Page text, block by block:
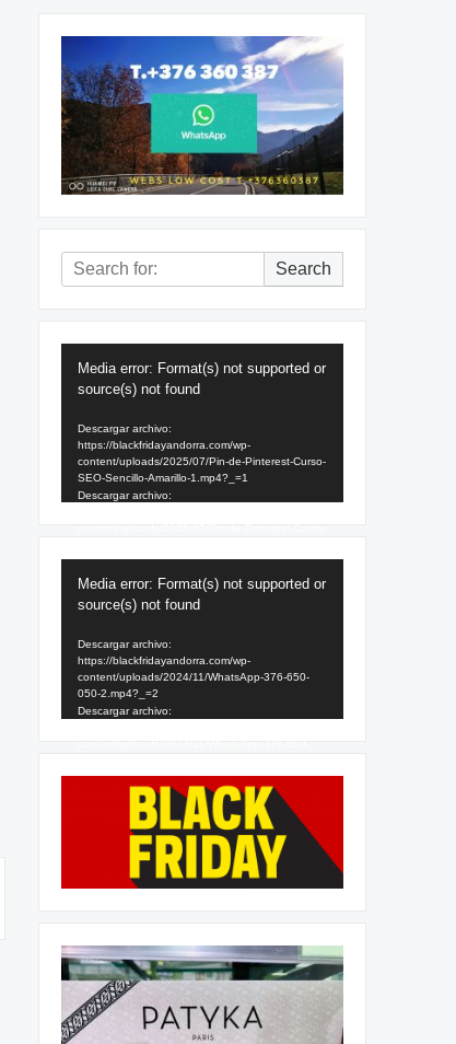
Search
for:
Search
Media error: Format(s) not supported or
source(s) not found
Descargar archivo:
https://blackfridayandorra.com/wp-
content/uploads/2025/07/Pin-de-Pinterest-Curso-
SEO-Sencillo-Amarillo-1.mp4?_=1
Descargar archivo:
Media error: Format(s) not supported or
source(s) not found
Descargar archivo:
https://blackfridayandorra.com/wp-
content/uploads/2024/11/WhatsApp-376-650-
050-2.mp4?_=2
Descargar archivo: